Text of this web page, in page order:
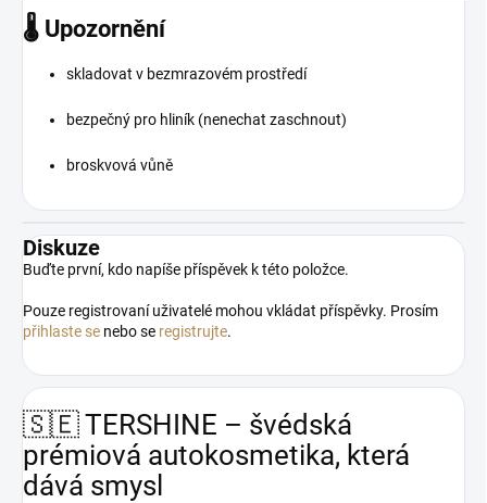
🌡️ Upozornění
skladovat v bezmrazovém prostředí
bezpečný pro hliník (nenechat zaschnout)
broskvová vůně
Diskuze
Buďte první, kdo napíše příspěvek k této položce.
Pouze registrovaní uživatelé mohou vkládat příspěvky. Prosím
přihlaste se nebo se registrujte.
🇸🇪 TERSHINE – švédská
prémiová autokosmetika, která
dává smysl